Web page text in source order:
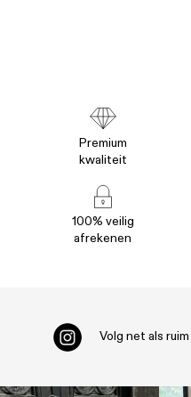
Premium
kwaliteit
100% veilig
afrekenen
Volg net als ruim